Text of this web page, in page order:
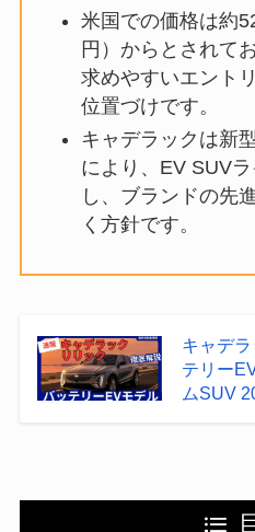
米国での価格は約
円）からとされて
求めやすいエント
位置づけです。
キャデラックは新
により、EV SUV
し、ブランドの先
く方針です。
キャデ
テリー
ムSUV